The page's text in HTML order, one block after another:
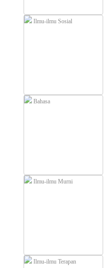
Ilmu-ilmu Sosial
Bahasa
Ilmu-ilmu Murni
Ilmu-ilmu Terapan